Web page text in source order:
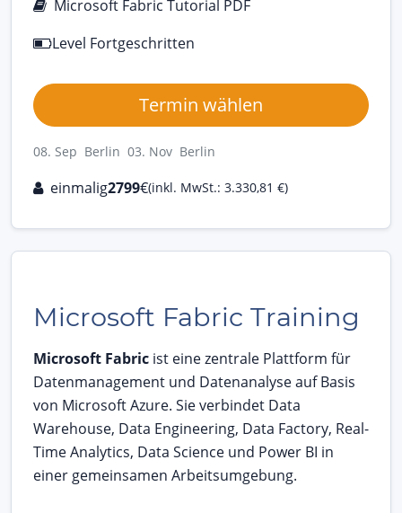
Microsoft Fabric Tutorial PDF
Level Fortgeschritten
Termin wählen
08. Sep Berlin 03. Nov Berlin
einmalig2799€(inkl. MwSt.: 3.330,81 €)
Microsoft Fabric Training
Microsoft Fabric ist eine zentrale Plattform für
Datenmanagement und Datenanalyse auf Basis
von Microsoft Azure. Sie verbindet Data
Warehouse, Data Engineering, Data Factory, Real-
Time Analytics, Data Science und Power BI in
einer gemeinsamen Arbeitsumgebung.